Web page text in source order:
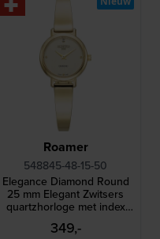
Roamer
548845-48-15-50
Elegance Diamond Round
25 mm Elegant Zwitsers
quartzhorloge met index
van echte diamanten
349,-